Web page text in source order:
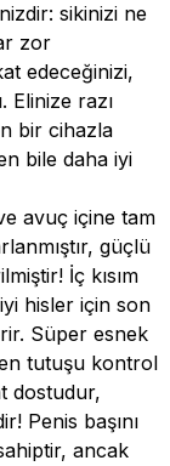
sikinizi ne
zor
edeceğinizi,
Elinize razı
bir cihazla
bile daha iyi
avuç içine tam
güçlü
İç kısım
hisler için son
Süper esnek
tutuşu kontrol
dostudur,
Penis başını
ancak